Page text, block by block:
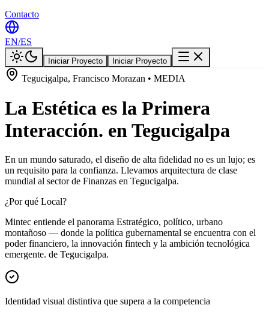
Contacto
EN/ES
Iniciar Proyecto Iniciar Proyecto
Tegucigalpa, Francisco Morazan • MEDIA
La Estética es la Primera
Interacción. en Tegucigalpa
En un mundo saturado, el diseño de alta fidelidad no es un lujo; es
un requisito para la confianza. Llevamos arquitectura de clase
mundial al sector de Finanzas en Tegucigalpa.
¿Por qué Local?
Mintec entiende el panorama Estratégico, político, urbano
montañoso — donde la política gubernamental se encuentra con el
poder financiero, la innovación fintech y la ambición tecnológica
emergente. de Tegucigalpa.
Identidad visual distintiva que supera a la competencia